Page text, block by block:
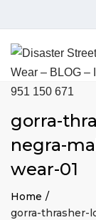
gorra-
negra-
wear-01
Home
gorra-thrasher-